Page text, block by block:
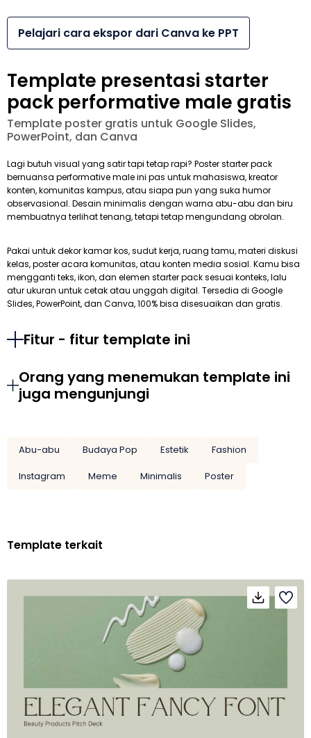
Pelajari cara ekspor dari Canva ke PPT
Template presentasi starter
pack performative male gratis
Template poster gratis untuk Google Slides,
PowerPoint, dan Canva
Lagi butuh visual yang satir tapi tetap rapi? Poster starter pack
bernuansa performative male ini pas untuk mahasiswa, kreator
konten, komunitas kampus, atau siapa pun yang suka humor
observasional. Desain minimalis dengan warna abu-abu dan biru
membuatnya terlihat tenang, tetapi tetap mengundang obrolan.
Pakai untuk dekor kamar kos, sudut kerja, ruang tamu, materi diskusi
kelas, poster acara komunitas, atau konten media sosial. Kamu bisa
mengganti teks, ikon, dan elemen starter pack sesuai konteks, lalu
atur ukuran untuk cetak atau unggah digital. Tersedia di Google
Slides, PowerPoint, dan Canva, 100% bisa disesuaikan dan gratis.
Fitur - fitur template ini
Orang yang menemukan template ini
juga mengunjungi
Abu-abu Budaya Pop Estetik
Fashion
Instagram
Meme Minimalis Poster
Template terkait